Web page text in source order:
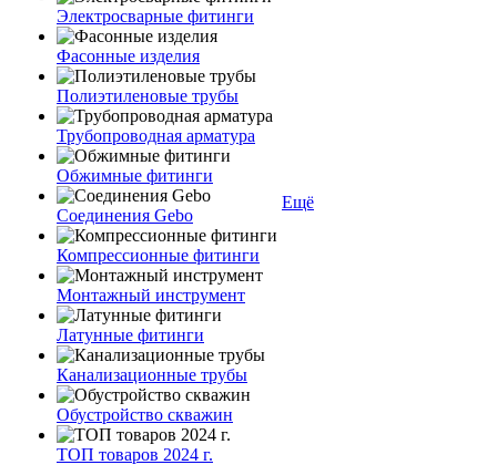
Электросварные фитинги
Фасонные изделия
Полиэтиленовые трубы
Трубопроводная арматура
Обжимные фитинги
Соединения Gebo
Компрессионные фитинги
Монтажный инструмент
Латунные фитинги
Канализационные трубы
Обустройство скважин
ТОП товаров 2024 г.
Ещё